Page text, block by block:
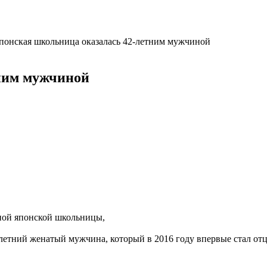
школьница оказалась 42-летним мужчиной
мужчиной
японской школьницы,
женатый мужчина, который в 2016 году впервые стал